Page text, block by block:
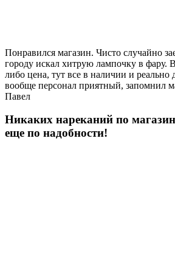
Понравился магазин. Чисто случайно
городу искал хитрую лампочку в фару.
либо цена, тут все в наличии и реально
вообще персонал приятный, запомнил
Павел
Никаких нареканий по
еще по надобности!